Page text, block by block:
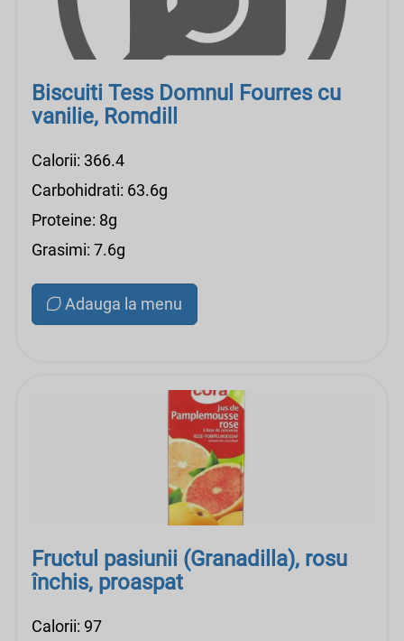
Biscuiti Tess Domnul Fourres cu
vanilie, Romdill
Calorii: 366.4
Carbohidrati: 63.6g
Proteine: 8g
Grasimi: 7.6g
Adauga la menu
Fructul pasiunii (Granadilla), rosu
închis, proaspat
Calorii: 97